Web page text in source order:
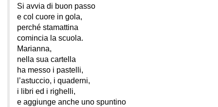
Si avvia di buon passo
e col cuore in gola,
perché stamattina
comincia la scuola.
Marianna,
nella sua cartella
ha messo i pastelli,
l’astuccio, i quaderni,
i libri ed i righelli,
e aggiunge anche uno spuntino